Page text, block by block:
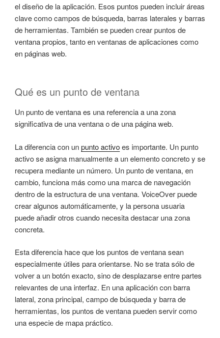
el diseño de la aplicación. Esos puntos pueden incluir áreas
clave como campos de búsqueda, barras laterales y barras
de herramientas. También se pueden crear puntos de
ventana propios, tanto en ventanas de aplicaciones como
en páginas web.
Qué es un punto de ventana
Un punto de ventana es una referencia a una zona
significativa de una ventana o de una página web.
La diferencia con unpunto activoes importante. Un punto
activo se asigna manualmente a un elemento concreto y se
recupera mediante un número. Un punto de ventana, en
cambio, funciona más como una marca de navegación
dentro de la estructura de una ventana. VoiceOver puede
crear algunos automáticamente, y la persona usuaria
puede añadir otros cuando necesita destacar una zona
concreta.
Esta diferencia hace que los puntos de ventana sean
especialmente útiles para orientarse. No se trata sólo de
volver a un botón exacto, sino de desplazarse entre partes
relevantes de una interfaz. En una aplicación con barra
lateral, zona principal, campo de búsqueda y barra de
herramientas, los puntos de ventana pueden servir como
una especie de mapa práctico.